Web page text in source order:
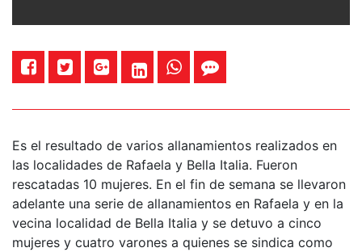
Es el resultado de varios allanamientos realizados en
las localidades de Rafaela y Bella Italia. Fueron
rescatadas 10 mujeres. En el fin de semana se llevaron
adelante una serie de allanamientos en Rafaela y en la
vecina localidad de Bella Italia y se detuvo a cinco
mujeres y cuatro varones a quienes se sindica como